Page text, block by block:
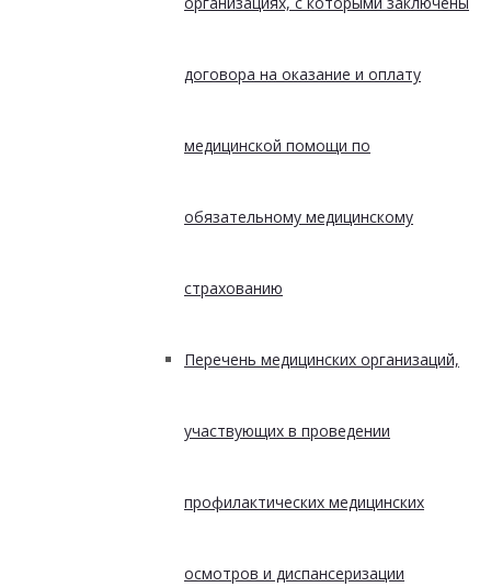
договора на оказание и оплату
медицинской помощи по
обязательному медицинскому
страхованию
Перечень медицинских организаций,
участвующих в проведении
профилактических медицинских
осмотров и диспансеризации